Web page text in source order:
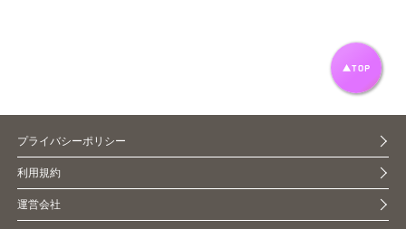
プライバシーポリシー
利用規約
運営会社